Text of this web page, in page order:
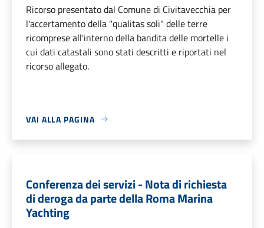
Ricorso presentato dal Comune di Civitavecchia per
l'accertamento della "qualitas soli" delle terre
ricomprese all'interno della bandita delle mortelle i
cui dati catastali sono stati descritti e riportati nel
ricorso allegato.
VAI ALLA PAGINA
Conferenza dei servizi - Nota di richiesta
di deroga da parte della Roma Marina
Yachting